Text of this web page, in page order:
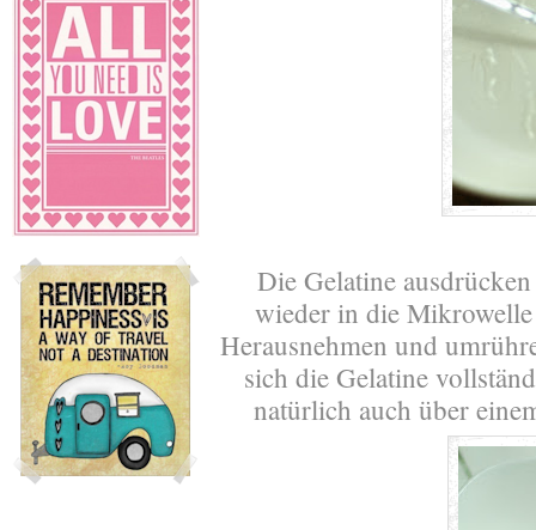
Die Gelatine
wieder in die
Herausnehmen und
sich die Gelatine
natürlich auch über